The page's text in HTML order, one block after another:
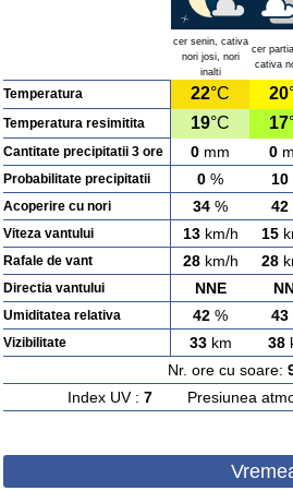
cer senin, cativa
nori josi, nori
inalti
cer
cativa
Temperatura 22°C 20
Temperatura resimitita 19°C 17
Cantitate precipitatii 3 ore 0 mm 0
Probabilitate precipitatii 0 % 10
Acoperire cu nori 34 % 42
Viteza vantului 13km/h 15
Rafale de vant 28km/h 28
Directia vantului NNE
Umiditatea relativa 42 % 43
Vizibilitate 33km 38
Nr. ore cu soare:
Index UV : 7Presiunea